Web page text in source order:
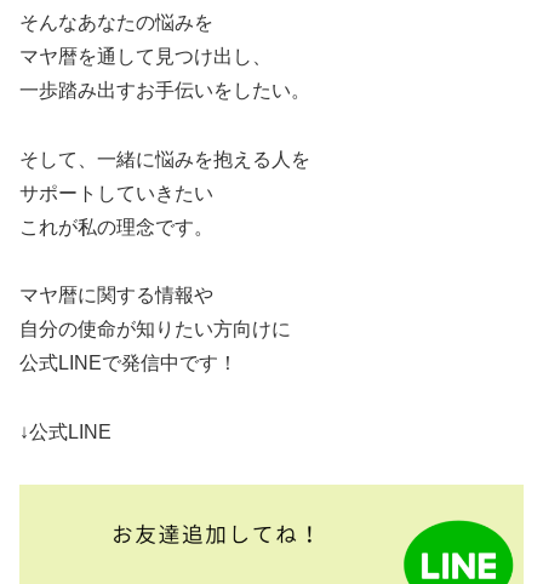
そんなあなたの悩みを
マヤ暦を通して見つけ出し、
一歩踏み出すお手伝いをしたい。
そして、一緒に悩みを抱える人を
サポートしていきたい
これが私の理念です。
マヤ暦に関する情報や
自分の使命が知りたい方向けに
公式LINEで発信中です！
↓公式LINE